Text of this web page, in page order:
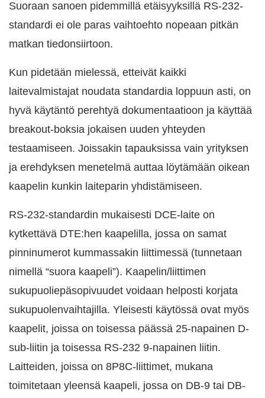
Suoraan sanoen pidemmillä etäisyyksillä RS-232-
standardi ei ole paras vaihtoehto nopeaan pitkän
matkan tiedonsiirtoon.
Kun pidetään mielessä, etteivät kaikki
laitevalmistajat noudata standardia loppuun asti, on
hyvä käytäntö perehtyä dokumentaatioon ja käyttää
breakout-boksia jokaisen uuden yhteyden
testaamiseen. Joissakin tapauksissa vain yrityksen
ja erehdyksen menetelmä auttaa löytämään oikean
kaapelin kunkin laiteparin yhdistämiseen.
RS-232-standardin mukaisesti DCE-laite on
kytkettävä DTE:hen kaapelilla, jossa on samat
pinninumerot kummassakin liittimessä (tunnetaan
nimellä “suora kaapeli”). Kaapelin/liittimen
sukupuoliepäsopivuudet voidaan helposti korjata
sukupuolenvaihtajilla. Yleisesti käytössä ovat myös
kaapelit, joissa on toisessa päässä 25-napainen D-
sub-liitin ja toisessa RS-232 9-napainen liitin.
Laitteiden, joissa on 8P8C-liittimet, mukana
toimitetaan yleensä kaapeli, jossa on DB-9 tai DB-